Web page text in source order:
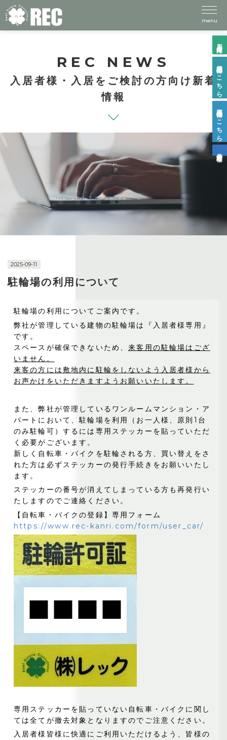
menu
入居者様向け
賃貸物件はこちら
売買物件はこちら
REC NEWS
入居者様・入居をご検討の方向け新着
情報
2025-09-11
駐輪場の利用について
駐輪場の利用についてご案内です。
弊社が管理している建物の駐輪場は『入居者様専用』
です。
スペースが確保できないため、来客用の駐輪場はござ
いません。
来客の方には敷地内に駐輪をしないよう入居者様から
お声かけをいただきますようお願いいたします。
また、弊社が管理しているワンルームマンション・ア
パートにおいて、駐輪場を利用（お一人様、原則1台
のみ駐輪可）するには専用ステッカーを貼っていただ
く必要がございます。
新しく自転車・バイクを駐輪される方、買い替えをさ
れた方は必ずステッカーの発行手続きをお願いいたし
ます。
ステッカーの番号が消えてしまっている方も再発行い
たしますのでご連絡ください。
【自転車・バイクの登録】専用フォーム
https://www.rec-kanri.com/form/user_car/
専用ステッカーを貼っていない自転車・バイクに関し
ては全てが撤去対象となりますのでご注意ください。
入居者様皆様に快適にご利用いただけるよう、皆様の